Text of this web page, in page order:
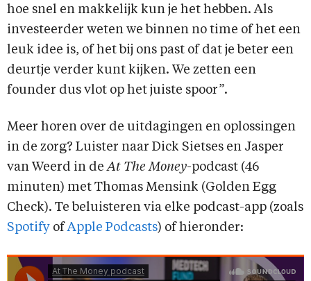
hoe snel en makkelijk kun je het hebben. Als
investeerder weten we binnen no time of het een
leuk idee is, of het bij ons past of dat je beter een
deurtje verder kunt kijken. We zetten een
founder dus vlot op het juiste spoor”.
Meer horen over de uitdagingen en oplossingen
in de zorg? Luister naar Dick Sietses en Jasper
van Weerd in deAt The Money-podcast (46
minuten) met Thomas Mensink (Golden Egg
Check). Te beluisteren via elke podcast-app (zoals
Spotify ofApple Podcasts) of hieronder: